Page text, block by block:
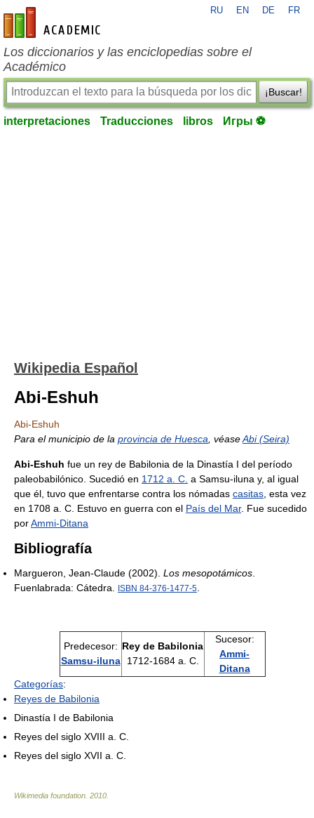
es-academic.com
RU EN DE FR
Los diccionarios y las enciclopedias sobre el
Académico
¡Buscar!
interpretaciones Traducciones libros Игры ⚽
Wikipedia Español
Abi-Eshuh
Abi-Eshuh
Para el municipio de la provincia de Huesca , véaseAbi (Seira)
Abi-Eshuh fue un rey de Babilonia de la Dinastía I del período
paleobabilónico. Sucedió en 1712 a. C. a Samsu-iluna y, al igual
que él, tuvo que enfrentarse contra los nómadas casitas , esta vez
en 1708 a. C. Estuvo en guerra con el País del Mar. Fue sucedido
porAmmi-Ditana
Bibliografía
Margueron, Jean-Claude (2002). Los mesopotámicos
Fuenlabrada: Cátedra.
ISBN 84-376-1477-5
Predecesor:
Samsu-iluna
Rey de Babilonia
1712-1684 a. C.
Sucesor:
Ammi-
Ditana
Categorías:
Reyes de Babilonia
Dinastía I de Babilonia
Reyes del siglo XVIII a. C.
Reyes del siglo XVII a. C.
Wikimedia foundation 2010